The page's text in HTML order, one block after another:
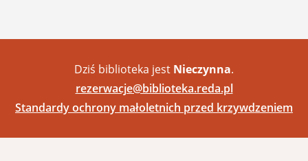
Dziś biblioteka jest Nieczynna.
rezerwacje@biblioteka.reda.pl
Standardy ochrony małoletnich przed krzywdzeniem